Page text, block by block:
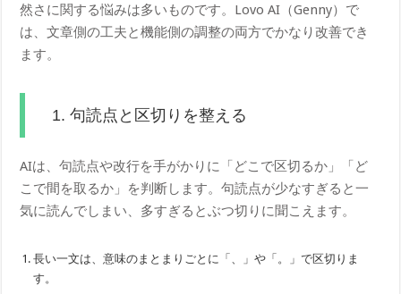
然さに関する悩みは多いものです。Lovo AI（Genny）で
は、文章側の工夫と機能側の調整の両方でかなり改善でき
ます。
1. 句読点と区切りを整える
AIは、句読点や改行を手がかりに「どこで区切るか」「ど
こで間を取るか」を判断します。句読点が少なすぎると一
気に読んでしまい、多すぎるとぶつ切りに聞こえます。
長い一文は、意味のまとまりごとに「、」や「。」で区切りま
す。